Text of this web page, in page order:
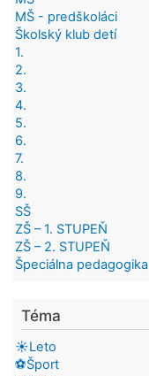
MŠ - predškoláci
Školský klub detí
1.
2.
3.
4.
5.
6.
7.
8.
9.
SŠ
ZŠ – 1. STUPEŇ
ZŠ – 2. STUPEŇ
Špeciálna pedagogika
Téma
☀️Leto
⚽Šport